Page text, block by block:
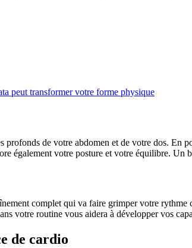
peut transformer votre forme physique
de votre abdomen et de votre dos. En
également votre posture et votre équilibre. Un
complet qui va faire grimper votre
votre routine vous aidera à développer vos
de cardio